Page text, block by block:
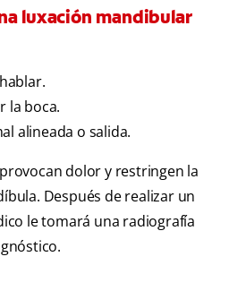
luxación mandibular
la boca.
alineada o salida.
dolor y restringen la
Después de realizar un
le tomará una radiografía